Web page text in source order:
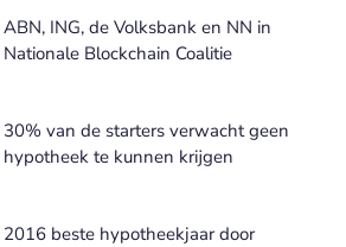
ABN, ING, de Volksbank en NN in
Nationale Blockchain Coalitie
30% van de starters verwacht geen
hypotheek te kunnen krijgen
2016 beste hypotheekjaar door